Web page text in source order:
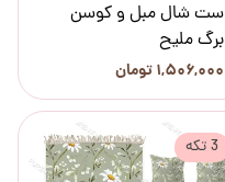
ست شال مبل و کوسن
برگ ملیح
۱,۵۰۶,۰۰۰ تومان
3 تکه